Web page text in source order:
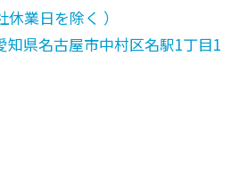
休業日を除く ）
知県名古屋市中村区名駅1丁目1